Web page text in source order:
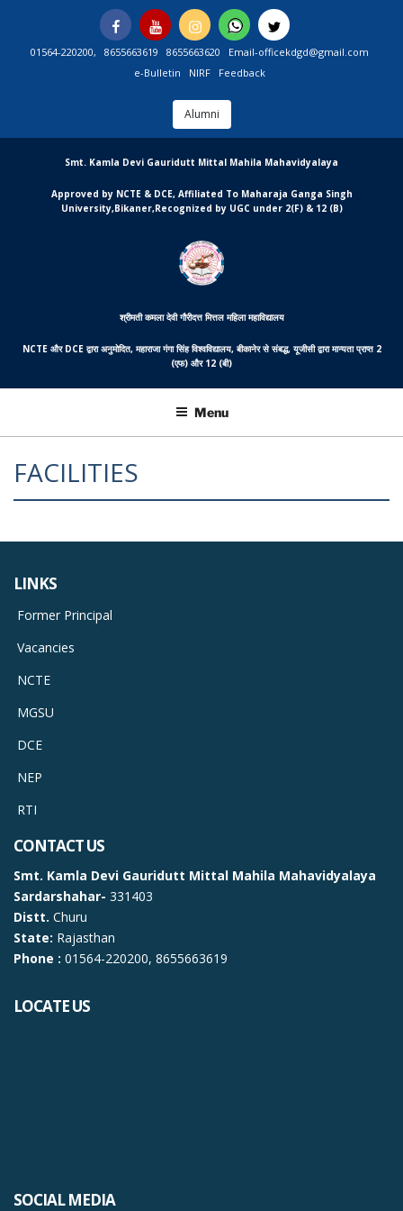
content
Facebook
You
Tube
InstagramWhatsapp
Twitter
01564-220200, 8655663619 8655663620
Email-officekdgd@gmail.com
e-Bulletin
NIRF Feedback
Alumni
Smt. Kamla Devi Gauridutt Mittal Mahila Mahavidyalaya
Approved by NCTE & DCE, Affiliated To Maharaja Ganga Singh
University,Bikaner,Recognized by UGC under 2(F) & 12 (B)
श्रीमती कमला देवी गौरीदत्त मित्तल महिला महाविद्यालय
NCTE और DCE द्वारा अनुमोदित, महाराजा गंगा सिंह विश्वविद्यालय, बीकानेर से संबद्ध, यूजीसी द्वारा मान्यता प्राप्त 2
(एफ) और 12 (बी)
MGCSARDAR
Menu
FACILITIES
LINKS
Former Principal
Vacancies
NCTE
MGSU
DCE
NEP
RTI
CONTACT US
Smt. Kamla Devi Gauridutt Mittal Mahila Mahavidyalaya
Sardarshahar- 331403
Distt. Churu
State: Rajasthan
Phone : 01564-220200, 8655663619
LOCATE US
SOCIAL MEDIA